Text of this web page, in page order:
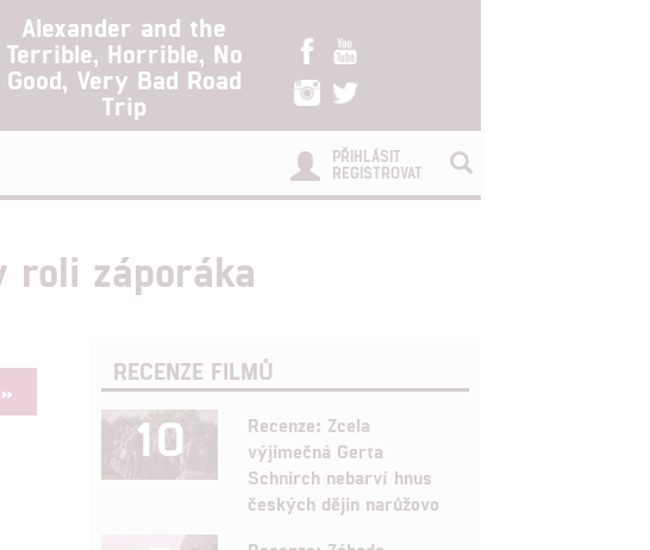
Alexander and the
Terrible, Horrible, No
Good, Very Bad Road
Trip
PŘIHLÁSIT
REGISTROVAT
roli záporáka
RECENZE FILMŮ
10
Recenze: Zcela
výjimečná Gerta
Schnirch nebarví hnus
českých dějin narůžovo